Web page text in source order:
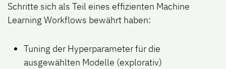
Schritte sich als Teil eines effizienten Machine
Learning Workflows bewährt haben:
Tuning der Hyperparameter für die
ausgewählten Modelle (explorativ)